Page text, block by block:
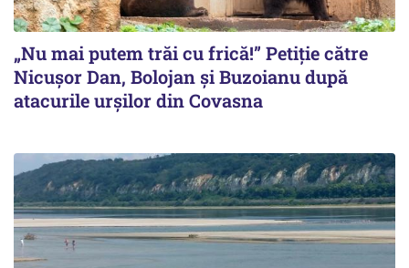
„Nu mai putem trăi cu frică!” Petiție către
Nicușor Dan, Bolojan și Buzoianu după
atacurile urșilor din Covasna